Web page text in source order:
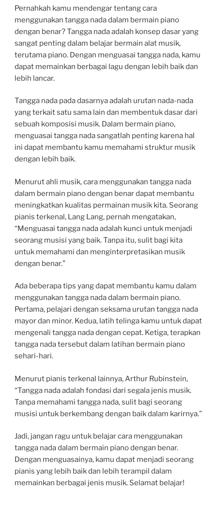
Pernahkah kamu mendengar tentang cara
menggunakan tangga nada dalam bermain piano
dengan benar? Tangga nada adalah konsep dasar yang
sangat penting dalam belajar bermain alat musik,
terutama piano. Dengan menguasai tangga nada, kamu
dapat memainkan berbagai lagu dengan lebih baik dan
lebih lancar.
Tangga nada pada dasarnya adalah urutan nada-nada
yang terkait satu sama lain dan membentuk dasar dari
sebuah komposisi musik. Dalam bermain piano,
menguasai tangga nada sangatlah penting karena hal
ini dapat membantu kamu memahami struktur musik
dengan lebih baik.
Menurut ahli musik, cara menggunakan tangga nada
dalam bermain piano dengan benar dapat membantu
meningkatkan kualitas permainan musik kita. Seorang
pianis terkenal, Lang Lang, pernah mengatakan,
“Menguasai tangga nada adalah kunci untuk menjadi
seorang musisi yang baik. Tanpa itu, sulit bagi kita
untuk memahami dan menginterpretasikan musik
dengan benar.”
Ada beberapa tips yang dapat membantu kamu dalam
menggunakan tangga nada dalam bermain piano.
Pertama, pelajari dengan seksama urutan tangga nada
mayor dan minor. Kedua, latih telinga kamu untuk dapat
mengenali tangga nada dengan cepat. Ketiga, terapkan
tangga nada tersebut dalam latihan bermain piano
sehari-hari.
Menurut pianis terkenal lainnya, Arthur Rubinstein,
“Tangga nada adalah fondasi dari segala jenis musik.
Tanpa memahami tangga nada, sulit bagi seorang
musisi untuk berkembang dengan baik dalam karirnya.”
Jadi, jangan ragu untuk belajar cara menggunakan
tangga nada dalam bermain piano dengan benar.
Dengan menguasainya, kamu dapat menjadi seorang
pianis yang lebih baik dan lebih terampil dalam
memainkan berbagai jenis musik. Selamat belajar!